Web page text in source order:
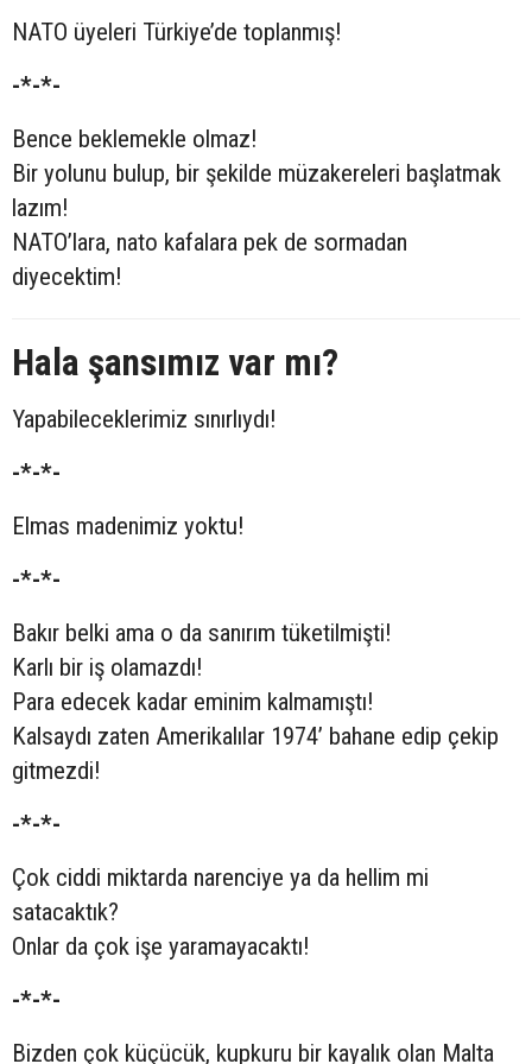
NATO üyeleri Türkiye’de toplanmış!
-*-*-
Bence beklemekle olmaz!
Bir yolunu bulup, bir şekilde müzakereleri başlatmak
lazım!
NATO’lara, nato kafalara pek de sormadan
diyecektim!
Hala şansımız var mı?
Yapabileceklerimiz sınırlıydı!
-*-*-
Elmas madenimiz yoktu!
-*-*-
Bakır belki ama o da sanırım tüketilmişti!
Karlı bir iş olamazdı!
Para edecek kadar eminim kalmamıştı!
Kalsaydı zaten Amerikalılar 1974’ bahane edip çekip
gitmezdi!
-*-*-
Çok ciddi miktarda narenciye ya da hellim mi
satacaktık?
Onlar da çok işe yaramayacaktı!
-*-*-
Bizden çok küçücük, kupkuru bir kayalık olan Malta